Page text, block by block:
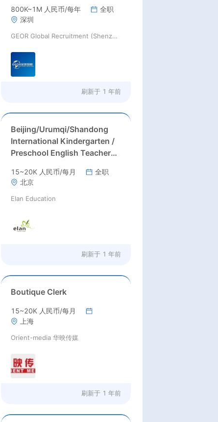
800K~1M 人民币/每年
全职
深圳
GEOR Global Recruitment (Shenzhen) Ltd.
刷新于 1 年前
Beijing/Urumqi/Shandong
International Kindergarten /
Preschool English Teachers
15~20K 人民币/每月
全职
北京
Elan Education
刷新于 1 年前
Boutique Clerk
15~20K 人民币/每月
上海
Orient-media 华映传媒
刷新于 1 年前